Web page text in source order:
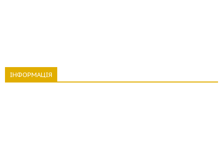
ІНФОРМАЦІЯ